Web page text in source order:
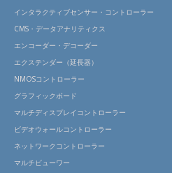
インタラクティブセンサー・コントローラー
CMS・データアナリティクス
エンコーダー・デコーダー
エクステンダー（延長器）
NMOSコントローラー
グラフィックボード
マルチディスプレイコントローラー
ビデオウォールコントローラー
ネットワークコントローラー
マルチビューワー